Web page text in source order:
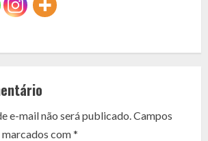
e-mail não será publicado. Campos
com*